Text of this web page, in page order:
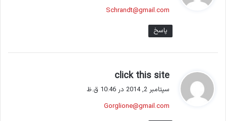
:
Schrandt@gmail.com
پاسخ
click this site
ف
:
سپتامبر 2, 2014 در 10:46 ق.ظ
Gorglione@gmail.com